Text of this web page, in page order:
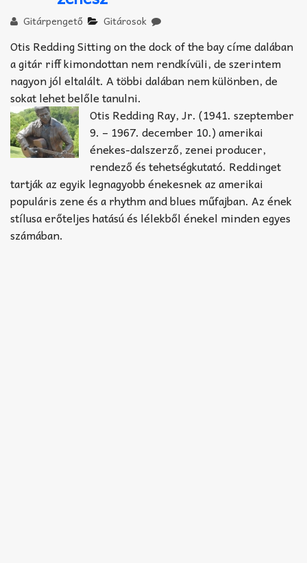
Improvizáció
Gitárpengető Gitárosok
Otis Redding Sitting on the dock of the bay címe dalában
a gitár riff kimondottan nem rendkívüli, de szerintem
nagyon jól eltalált. A többi dalában nem különben, de
sokat lehet belőle tanulni.
Otis Redding Ray, Jr. (1941. szeptember
9. – 1967. december 10.) amerikai
énekes-dalszerző, zenei producer,
rendező és tehetségkutató. Reddinget
tartják az egyik legnagyobb énekesnek az amerikai
populáris zene és a rhythm and blues műfajban. Az ének
stílusa erőteljes hatású és lélekből énekel minden egyes
számában.